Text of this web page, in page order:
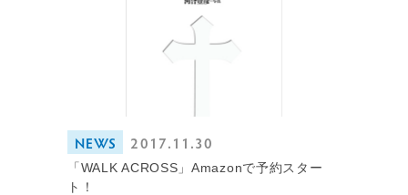
NEWS
2017.11.30
「WALK ACROSS」Amazonで予約スター
ト！